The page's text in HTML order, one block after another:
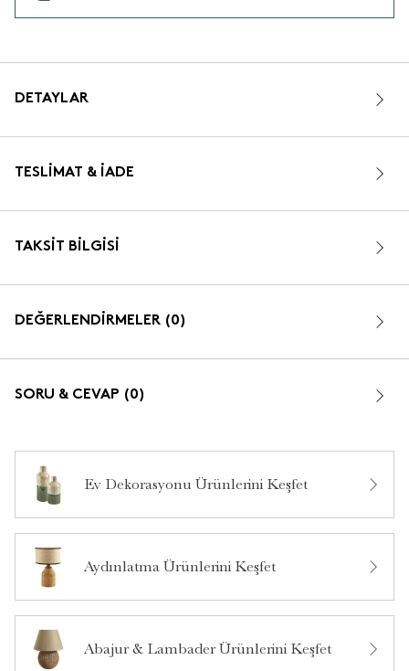
DETAYLAR
TESLIMAT & İADE
TAKSIT BILGISI
DEĞERLENDİRMELER (0)
SORU & CEVAP (0)
Ürün Hakkında Soru Sor
Ev Dekorasyonu Ürünlerini Keşfet
Aydınlatma Ürünlerini Keşfet
Abajur & Lambader Ürünlerini Keşfet